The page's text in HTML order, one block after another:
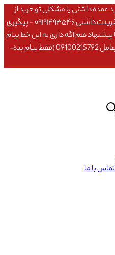
عمده داشتی یا مشکلی تو خرید از
سایت ۰۹۱۰۹۸۰۸۵۶۵- مشکلی بعد از خریدت داشتی ۰۹۱۹۱۴۹۳۵۴۶ - پیگیری
- انتقاد یا پیشنهاد هم اگه داری به این خط پیام
بده مستقیم میره تو صندوق پیام مدیرعامل 09100215792 (فقط پیام بده-
تماس با ما